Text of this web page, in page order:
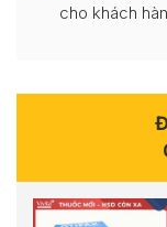
cho khách